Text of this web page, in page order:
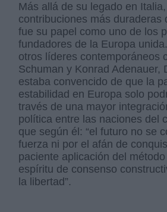
Más allá de su legado en
contribuciones más duraderas
fue su papel como uno de los
fundadores de la Europa
otros líderes contemporáneos
Schuman y Konrad Adenauer,
estaba convencido de que la
estabilidad en Europa solo
través de una mayor
política entre las naciones del
que según él: “el futuro no se
fuerza ni por el afán de
paciente aplicación del
espíritu de consenso
la libertad”.